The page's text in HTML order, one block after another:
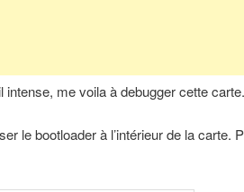
me voila à debugger cette carte.
le bootloader à l’intérieur de la carte.